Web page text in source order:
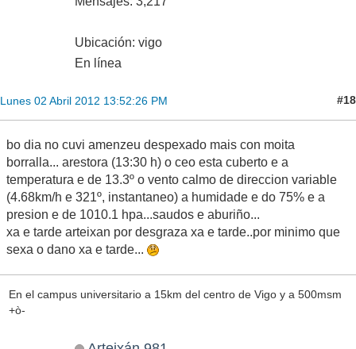
Ubicación: vigo
En línea
Lunes 02 Abril 2012 13:52:26 PM #18
bo dia no cuvi amenzeu despexado mais con moita
borralla... arestora (13:30 h) o ceo esta cuberto e a
temperatura e de 13.3º o vento calmo de direccion variable
(4.68km/h e 321º, instantaneo) a humidade e do 75% e a
presion e de 1010.1 hpa...saudos e aburiño...
xa e tarde arteixan por desgraza xa e tarde..por minimo que
sexa o dano xa e tarde...
En el campus universitario a 15km del centro de Vigo y a 500msm
+ò-